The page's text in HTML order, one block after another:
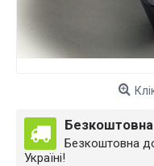
Безкоштовна
Україні!